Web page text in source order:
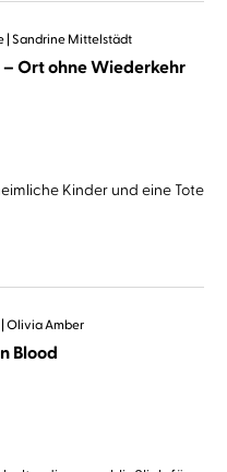
Sandrine Mittelstädt
Ort ohne Wiederkehr
Kinder und eine Tote
Olivia Amber
Blood